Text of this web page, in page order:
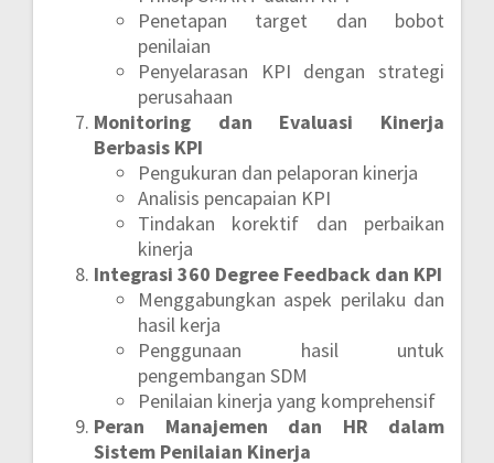
Penetapan target dan bobot
penilaian
Penyelarasan KPI dengan strategi
perusahaan
Monitoring dan Evaluasi Kinerja
Berbasis KPI
Pengukuran dan pelaporan kinerja
Analisis pencapaian KPI
Tindakan korektif dan perbaikan
kinerja
Integrasi 360 Degree Feedback dan KPI
Menggabungkan aspek perilaku dan
hasil kerja
Penggunaan hasil untuk
pengembangan SDM
Penilaian kinerja yang komprehensif
Peran Manajemen dan HR dalam
Sistem Penilaian Kinerja